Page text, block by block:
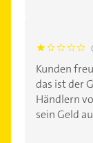
1.0
Kunden
das ist der
Händlern
sein Geld